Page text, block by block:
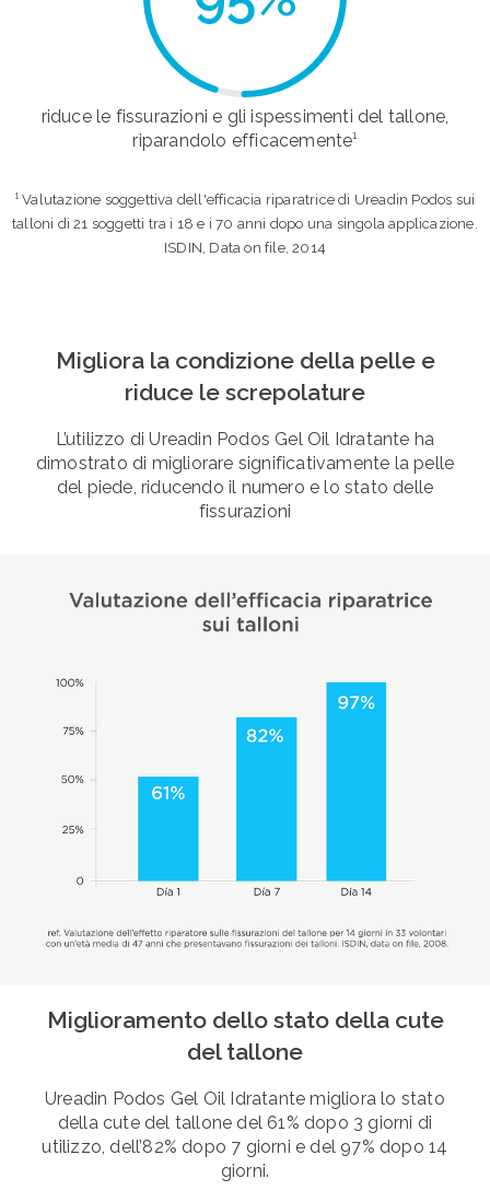
riduce le fissurazioni e gli ispessimenti del tallone,
riparandolo efficacemente¹
¹ Valutazione soggettiva dell'efficacia riparatrice di Ureadin Podos sui
talloni di 21 soggetti tra i 18 e i 70 anni dopo una singola applicazione.
ISDIN, Data on file, 2014
Migliora la condizione della pelle e
riduce le screpolature
L’utilizzo di Ureadin Podos Gel Oil Idratante ha
dimostrato di migliorare significativamente la pelle
del piede, riducendo il numero e lo stato delle
fissurazioni
Miglioramento dello stato della cute
del tallone
Ureadin Podos Gel Oil Idratante migliora lo stato
della cute del tallone del 61% dopo 3 giorni di
utilizzo, dell’82% dopo 7 giorni e del 97% dopo 14
giorni.